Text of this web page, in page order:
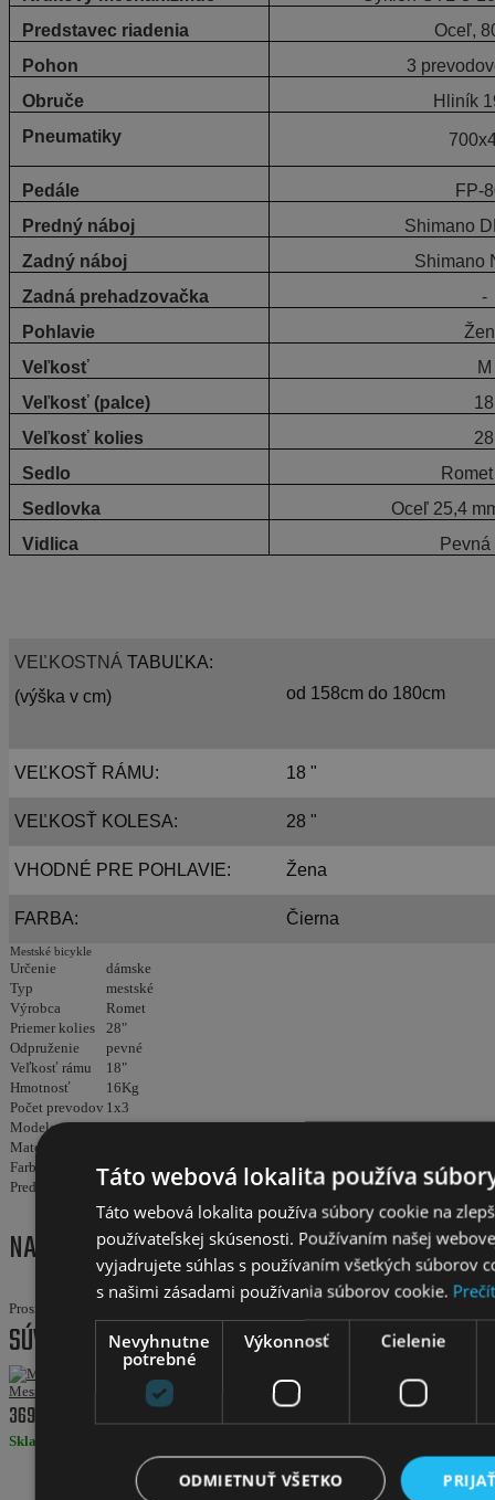
Predstavec riadenia
Oceľ,
Pohon
3
Obruče
Hliník
Pneumatiky
Pedále
FP-
Predný náboj
Shimano
Zadný náboj
Shimano
Zadná prehadzovačka
-
Pohlavie
Veľkosť
M
Veľkosť (palce)
18
Veľkosť kolies
28
Sedlo
Sedlovka
Oceľ 25,4
Vidlica
VEĽKOSTNÁ TABUĽKA:
(výška v cm)
od 158cm do 180cm
VEĽKOSŤ RÁMU: 18 "
VEĽKOSŤ KOLESA: 28 "
VHODNÉ PRE POHLAVIE: Žena
FARBA: Čierna
Mestské bicykle
Určenie
dámske
Typ
mestské
Výrobca
Romet
Priemer kolies
28"
Odpruženie
pevné
Veľkosť rámu
18"
Hmotnosť
16Kg
Počet prevodov 1x3
Modelový rok 2025
Materiál rámu
Farba
čierna
Predný zdvih
NAPÍSAŤ RECENZIU
Prosím
SÚVISIACE PRODUKTY
Mestský bicykel ROMET VINTAGE CLASSIC D 2024 L Biela
369.00€
Skladom
Táto webová lokalita používa
Táto webová lokalita používa súbory cookie na
používateľskej skúsenosti. Používaním našej
vyjadrujete súhlas s používaním všetkých súborov
s našimi zásadami používania súborov cookie.
Nevyhnutne
potrebné
Výkonnosť Cielenie
ODMIETNUŤ VŠETKO